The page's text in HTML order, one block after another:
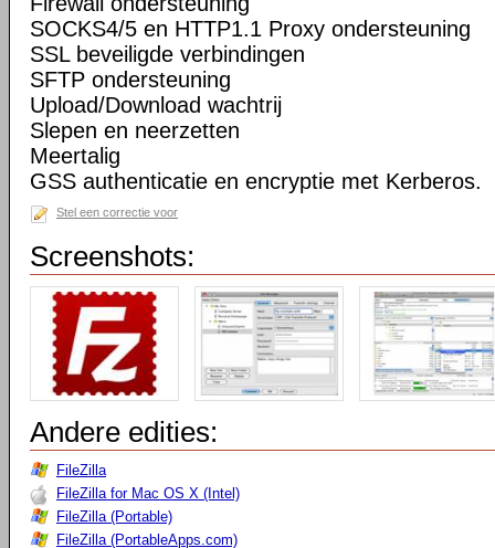
SOCKS4/5 en HTTP1.1 Proxy ondersteuning
SSL beveiligde verbindingen
SFTP ondersteuning
Upload/Download wachtrij
Slepen en neerzetten
Meertalig
GSS authenticatie en encryptie met Kerberos.
Stel een correctie voor
Screenshots:
Andere edities:
FileZilla
FileZilla for Mac OS X (Intel)
FileZilla (Portable)
FileZilla (PortableApps.com)